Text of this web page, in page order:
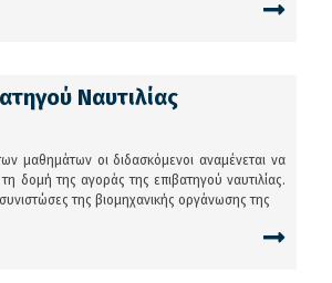
Ναυτιλίας
μαθημάτων οι διδασκόμενοι αναμένεται να
δομή της αγοράς της επιβατηγού ναυτιλίας.
της βιομηχανικής οργάνωσης της